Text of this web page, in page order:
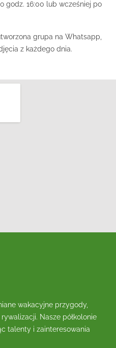
godz. 16:00 lub wcześniej po
grupa na Whatsapp,
z każdego dnia.
wakacyjne przygody,
Nasze półkolonie
talenty i zainteresowania